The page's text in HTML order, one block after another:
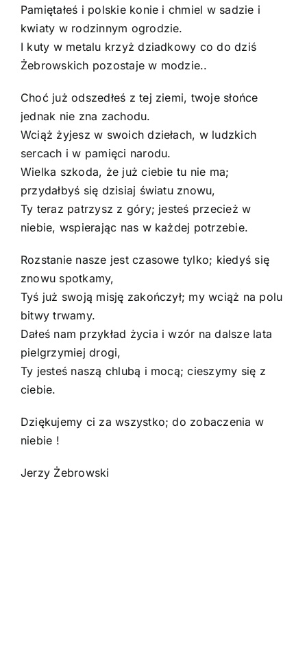
Pamiętałeś i polskie konie i chmiel w sadzie i
kwiaty w rodzinnym ogrodzie.
I kuty w metalu krzyż dziadkowy co do dziś
Żebrowskich pozostaje w modzie..
Choć już odszedłeś z tej ziemi, twoje słońce
jednak nie zna zachodu.
Wciąż żyjesz w swoich dziełach, w ludzkich
sercach i w pamięci narodu.
Wielka szkoda, że już ciebie tu nie ma;
przydałbyś się dzisiaj światu znowu,
Ty teraz patrzysz z góry; jesteś przecież w
niebie, wspierając nas w każdej potrzebie.
Rozstanie nasze jest czasowe tylko; kiedyś się
znowu spotkamy,
Tyś już swoją misję zakończył; my wciąż na polu
bitwy trwamy.
Dałeś nam przykład życia i wzór na dalsze lata
pielgrzymiej drogi,
Ty jesteś naszą chlubą i mocą; cieszymy się z
ciebie.
Dziękujemy ci za wszystko; do zobaczenia w
niebie !
Jerzy Żebrowski